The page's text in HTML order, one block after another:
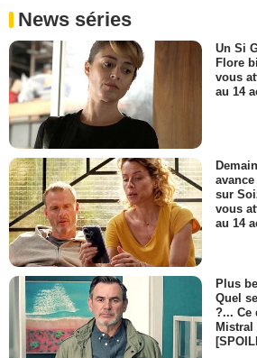
News séries
Un Si
Flore
vous
au 14
sur
vous
au 14
Plus
Quel
?... Ce
Mistral